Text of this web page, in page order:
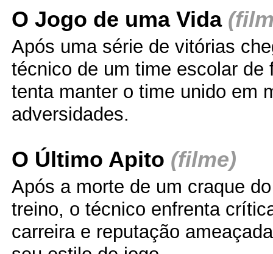
O Jogo de uma Vida
Após uma série de vitórias
técnico de um time escolar de
tenta manter o time unido em
adversidades.
O Último Apito (filme)
Após a morte de um craque
treino, o técnico enfrenta
carreira e reputação